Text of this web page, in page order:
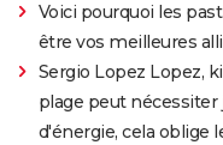
Voici pourquoi les
être vos meilleures
Sergio Lopez Lopez,
plage peut nécessiter
d'énergie, cela oblige